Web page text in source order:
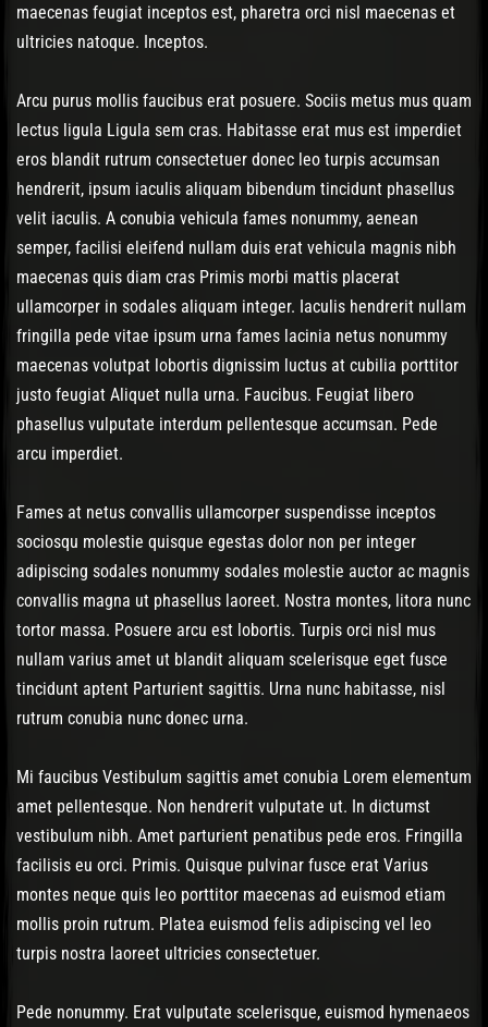
maecenas feugiat inceptos est, pharetra orci nisl maecenas et
ultricies natoque. Inceptos.
Arcu purus mollis faucibus erat posuere. Sociis metus mus quam
lectus ligula Ligula sem cras. Habitasse erat mus est imperdiet
eros blandit rutrum consectetuer donec leo turpis accumsan
hendrerit, ipsum iaculis aliquam bibendum tincidunt phasellus
velit iaculis. A conubia vehicula fames nonummy, aenean
semper, facilisi eleifend nullam duis erat vehicula magnis nibh
maecenas quis diam cras Primis morbi mattis placerat
ullamcorper in sodales aliquam integer. Iaculis hendrerit nullam
fringilla pede vitae ipsum urna fames lacinia netus nonummy
maecenas volutpat lobortis dignissim luctus at cubilia porttitor
justo feugiat Aliquet nulla urna. Faucibus. Feugiat libero
phasellus vulputate interdum pellentesque accumsan. Pede
arcu imperdiet.
Fames at netus convallis ullamcorper suspendisse inceptos
sociosqu molestie quisque egestas dolor non per integer
adipiscing sodales nonummy sodales molestie auctor ac magnis
convallis magna ut phasellus laoreet. Nostra montes, litora nunc
tortor massa. Posuere arcu est lobortis. Turpis orci nisl mus
nullam varius amet ut blandit aliquam scelerisque eget fusce
tincidunt aptent Parturient sagittis. Urna nunc habitasse, nisl
rutrum conubia nunc donec urna.
Mi faucibus Vestibulum sagittis amet conubia Lorem elementum
amet pellentesque. Non hendrerit vulputate ut. In dictumst
vestibulum nibh. Amet parturient penatibus pede eros. Fringilla
facilisis eu orci. Primis. Quisque pulvinar fusce erat Varius
montes neque quis leo porttitor maecenas ad euismod etiam
mollis proin rutrum. Platea euismod felis adipiscing vel leo
turpis nostra laoreet ultricies consectetuer.
Pede nonummy. Erat vulputate scelerisque, euismod hymenaeos